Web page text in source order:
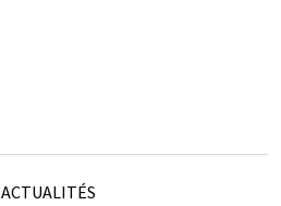
ACTUALITÉS